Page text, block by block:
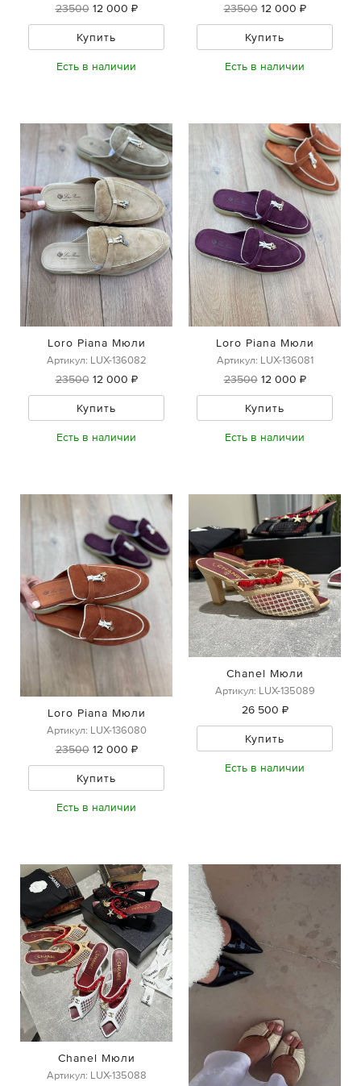
23500 12 000 ₽
Купить
Есть в наличии
23500 12 000 ₽
Купить
Есть в наличии
Loro Piana Мюли
Артикул: LUX-136082
23500 12 000 ₽
Купить
Есть в наличии
Loro Piana Мюли
Артикул: LUX-136081
23500 12 000 ₽
Купить
Есть в наличии
Loro Piana Мюли
Артикул: LUX-136080
23500 12 000 ₽
Купить
Есть в наличии
Chanel Мюли
Артикул: LUX-135089
26 500 ₽
Купить
Есть в наличии
Chanel Мюли
Артикул: LUX-135088